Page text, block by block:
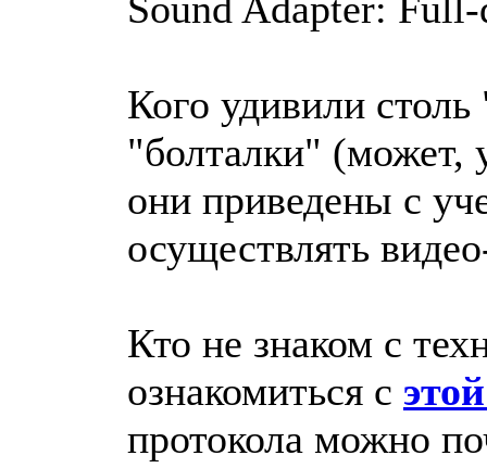
Кого удивили
"болталки" (может,
они приведены с
осуществлять
Кто не знаком с
ознакомиться с
протокола можно